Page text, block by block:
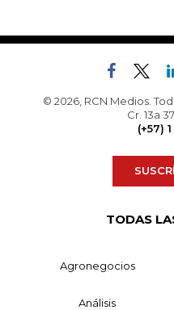
© 2026, RCN Medios.
Cr. 13a
(+57)
TODAS
Agronegocios
Análisis